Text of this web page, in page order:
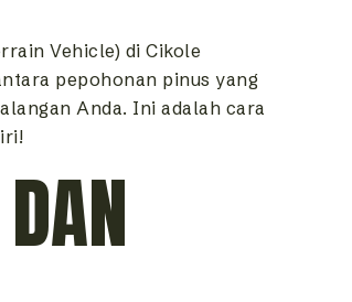
Vehicle) di Cikole
pepohonan pinus yang
Anda. Ini adalah cara